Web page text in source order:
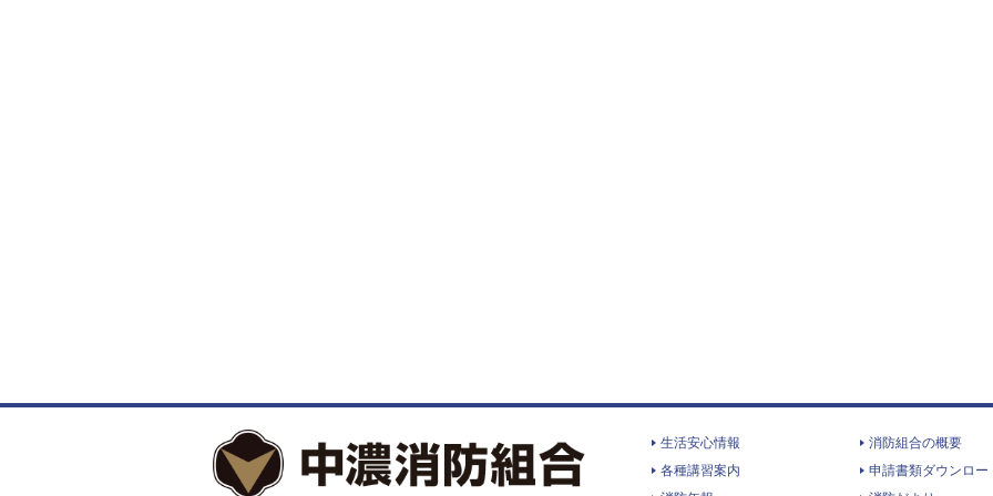
生活安心情報
消防組合の概要
各種講習案内
申請書類ダウンロー